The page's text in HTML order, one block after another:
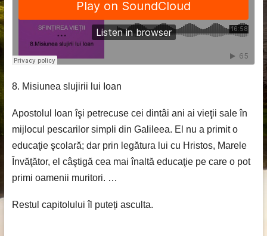
8. Misiunea slujirii lui Ioan
Apostolul Ioan îşi petrecuse cei dintâi ani ai vieţii sale în
mijlocul pescarilor simpli din Galileea. El nu a primit o
educaţie şcolară; dar prin legătura lui cu Hristos, Marele
Învăţător, el câştigă cea mai înaltă educaţie pe care o pot
primi oamenii muritori. …
Restul capitolului îl puteți asculta.